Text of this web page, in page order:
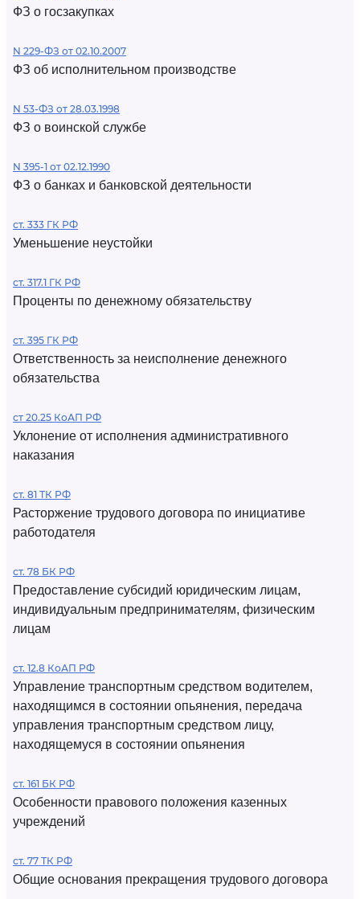
ФЗ о госзакупках
N 229-ФЗ от 02.10.2007
ФЗ об исполнительном производстве
N 53-ФЗ от 28.03.1998
ФЗ о воинской службе
N 395-1 от 02.12.1990
ФЗ о банках и банковской деятельности
ст. 333 ГК РФ
Уменьшение неустойки
ст. 317.1 ГК РФ
Проценты по денежному обязательству
ст. 395 ГК РФ
Ответственность за неисполнение денежного
обязательства
ст 20.25 КоАП РФ
Уклонение от исполнения административного
наказания
ст. 81 ТК РФ
Расторжение трудового договора по инициативе
работодателя
ст. 78 БК РФ
Предоставление субсидий юридическим лицам,
индивидуальным предпринимателям, физическим
лицам
ст. 12.8 КоАП РФ
Управление транспортным средством водителем,
находящимся в состоянии опьянения, передача
управления транспортным средством лицу,
находящемуся в состоянии опьянения
ст. 161 БК РФ
Особенности правового положения казенных
учреждений
ст. 77 ТК РФ
Общие основания прекращения трудового договора